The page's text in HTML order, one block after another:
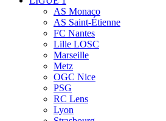
AS Monaco
AS Saint-Étienne
FC Nantes
Lille LOSC
Marseille
Metz
OGC Nice
PSG
RC Lens
Lyon